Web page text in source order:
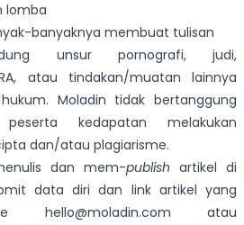
lomba
banyaknya membuat tulisan
unsur pornografi, judi,
atau tindakan/muatan lainnya
Moladin tidak bertanggung
kedapatan melakukan
dan/atau plagiarisme.
dan mem-publish artikel di
data diri dan link artikel yang
hello@moladin.com atau